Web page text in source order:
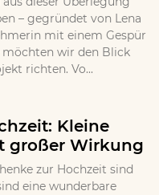
– gegründet von Lena
mit einem Gespür
möchten wir den Blick
richten. Vo...
Kleine
großer Wirkung
zur Hochzeit sind
eine wunderbare